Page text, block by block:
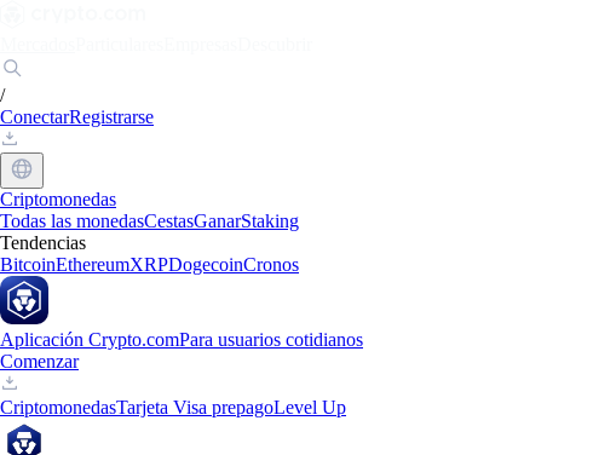
/
ConectarRegistrarse
Criptomonedas
Todas las monedasCestasGanarStaking
Tendencias
BitcoinEthereumXRPDogecoinCronos
Aplicación Crypto.comPara usuarios cotidianos
Comenzar
CriptomonedasTarjeta Visa prepagoLevel Up